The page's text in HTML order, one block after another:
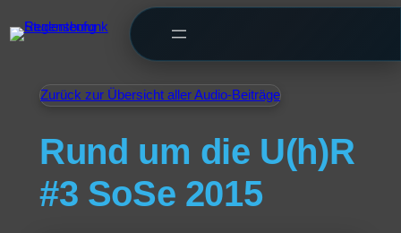
Zurück zur Übersicht aller Audio-Beiträge
Rund um die U(h)R
#3 SoSe 2015